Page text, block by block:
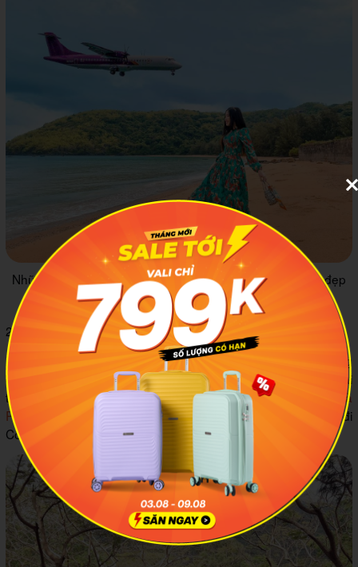
Những chiếc váy thướt tha sẽ càng khiến bạn thêm xinh đẹp
và nổi bật
2.2 Mặc gì khi đến các địa điểm tâm linh tại Côn Đảo?
Du lịch tâm linh Côn Đảo hiện nay rất phát triển, với những
điểm đến nổi tiếng như Nghĩa trang Hàng Dương, Mộ và đài
tưởng niệm cô Sáu, Nhà tù Côn Đảo,An Sơn Miếu (Miếu bà
Phi Yến) Côn Đảo
, miếu hoàng tử Cải v.v. Vậy Nên mặc gì đi
Côn Đảo khi đến các địa điểm này?